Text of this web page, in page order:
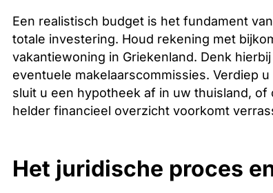
Een realistisch budget is het fundament
totale investering. Houd rekening met
vakantiewoning in Griekenland. Denk
eventuele makelaarscommissies. Verdiep
sluit u een hypotheek af in uw thuisland,
helder financieel overzicht voorkomt
Het juridische proces